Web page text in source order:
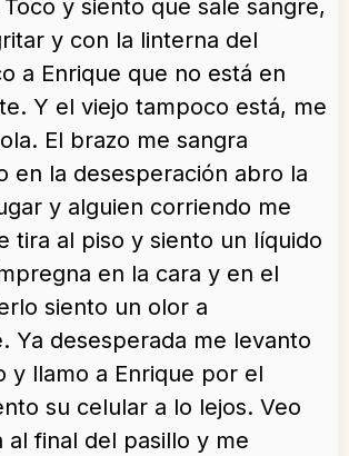
y siento que sale sangre,
y con la linterna del
a Enrique que no está en
Y el viejo tampoco está, me
El brazo me sangra
en la desesperación abro la
y alguien corriendo me
tira al piso y siento un líquido
en la cara y en el
siento un olor a
Ya desesperada me levanto
y llamo a Enrique por el
su celular a lo lejos. Veo
al final del pasillo y me